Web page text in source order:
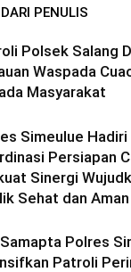
DARI PENULIS
Polsek Salang
Waspada
Masyarakat
Simeulue Hadiri
Persiapan
Sinergi
Sehat dan Aman
Polres
Patroli